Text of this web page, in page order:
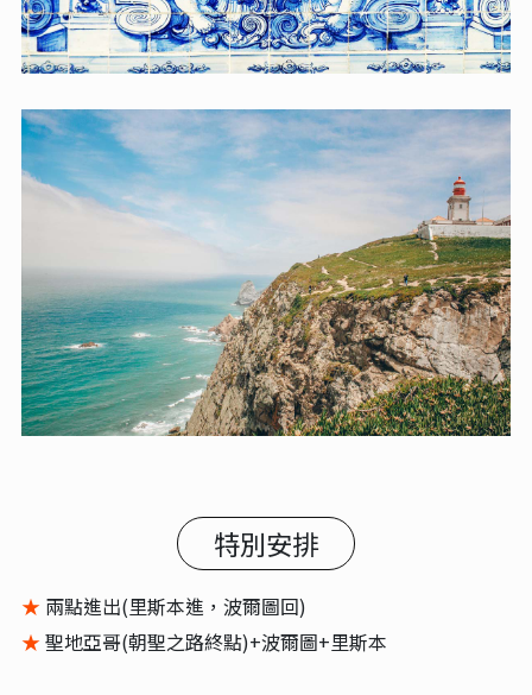
特別安排
★ 兩點進出(里斯本進，波爾圖回)
★ 聖地亞哥(朝聖之路終點)+波爾圖+里斯本